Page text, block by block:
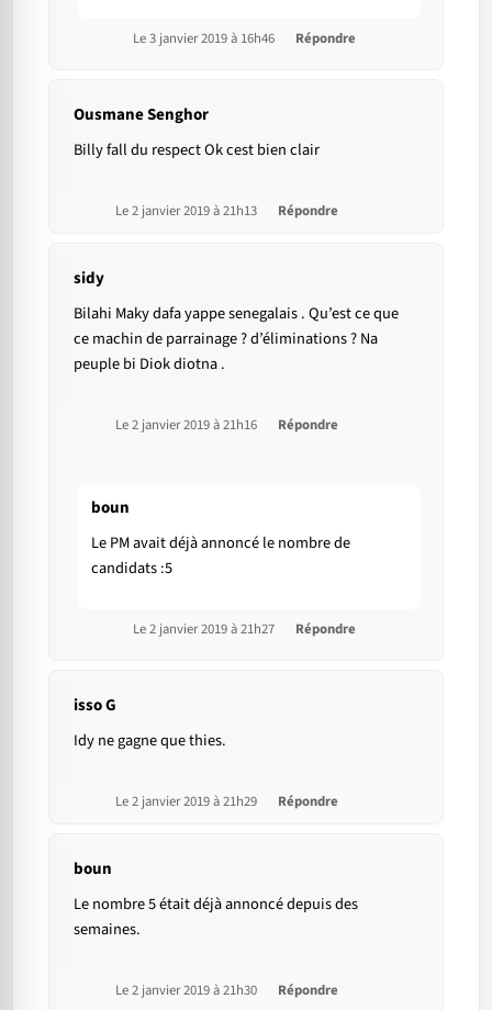
Le 3 janvier 2019 à 16h46 Répondre
Ousmane Senghor
Billy fall du respect Ok cest bien clair
Le 2 janvier 2019 à 21h13 Répondre
sidy
Bilahi Maky dafa yappe senegalais . Qu’est ce que
ce machin de parrainage ? d’éliminations ? Na
peuple bi Diok diotna .
Le 2 janvier 2019 à 21h16 Répondre
boun
Le PM avait déjà annoncé le nombre de
candidats :5
Le 2 janvier 2019 à 21h27 Répondre
isso G
Idy ne gagne que thies.
Le 2 janvier 2019 à 21h29 Répondre
boun
Le nombre 5 était déjà annoncé depuis des
semaines.
Le 2 janvier 2019 à 21h30 Répondre